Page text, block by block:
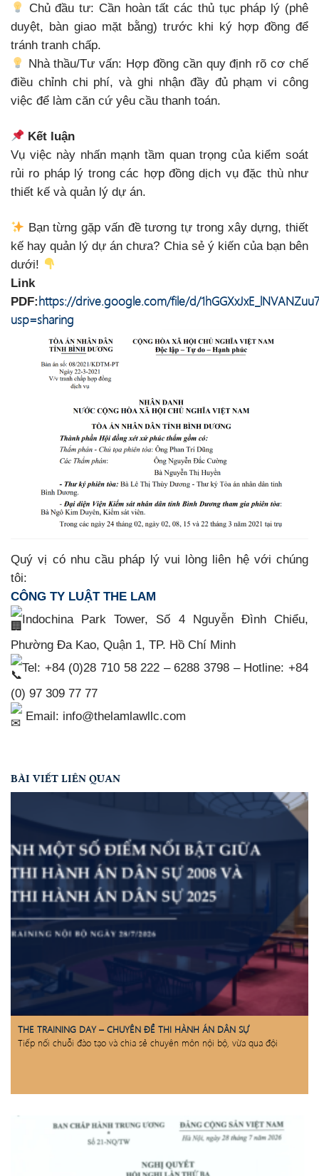
Chủ đầu tư: Cần hoàn tất các thủ tục pháp lý (phê
duyệt, bàn giao mặt bằng) trước khi ký hợp đồng để
tránh tranh chấp.
Nhà thầu/Tư vấn: Hợp đồng cần quy định rõ cơ chế
điều chỉnh chi phí, và ghi nhận đầy đủ phạm vi công
việc để làm căn cứ yêu cầu thanh toán.
Kết luận
Vụ việc này nhấn mạnh tầm quan trọng của kiểm soát
rủi ro pháp lý trong các hợp đồng dịch vụ đặc thù như
thiết kế và quản lý dự án.
Bạn từng gặp vấn đề tương tự trong xây dựng, thiết
kế hay quản lý dự án chưa? Chia sẻ ý kiến của bạn bên
dưới!
Link
PDF:https://drive.google.com/file/d/
usp=sharing
Quý vị có nhu cầu pháp lý vui lòng liên hệ với chúng
tôi:
CÔNG TY LUẬT THE LAM
Indochina Park Tower, Số 4 Nguyễn Đình Chiểu,
Phường Đa Kao, Quận 1, TP. Hồ Chí Minh
Tel: +84 (0)28 710 58 222 – 6288 3798 – Hotline: +84
(0) 97 309 77 77
Email: info@thelamlawllc.com
BÀI VIẾT LIÊN QUAN
THE TRAINING DAY – CHUYÊN ĐỀ THI HÀNH ÁN DÂN SỰ
Tiếp nối chuỗi đào tạo và chia sẻ chuyên môn nội bộ, vừa qua đội